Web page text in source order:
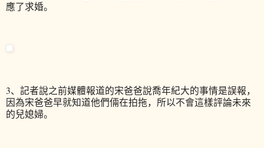
應了求婚。
3、記者說之前媒體報道的宋爸爸說喬年紀大的事情是誤報，
因為宋爸爸早就知道他們倆在拍拖，所以不會這樣評論未來
的兒媳婦。